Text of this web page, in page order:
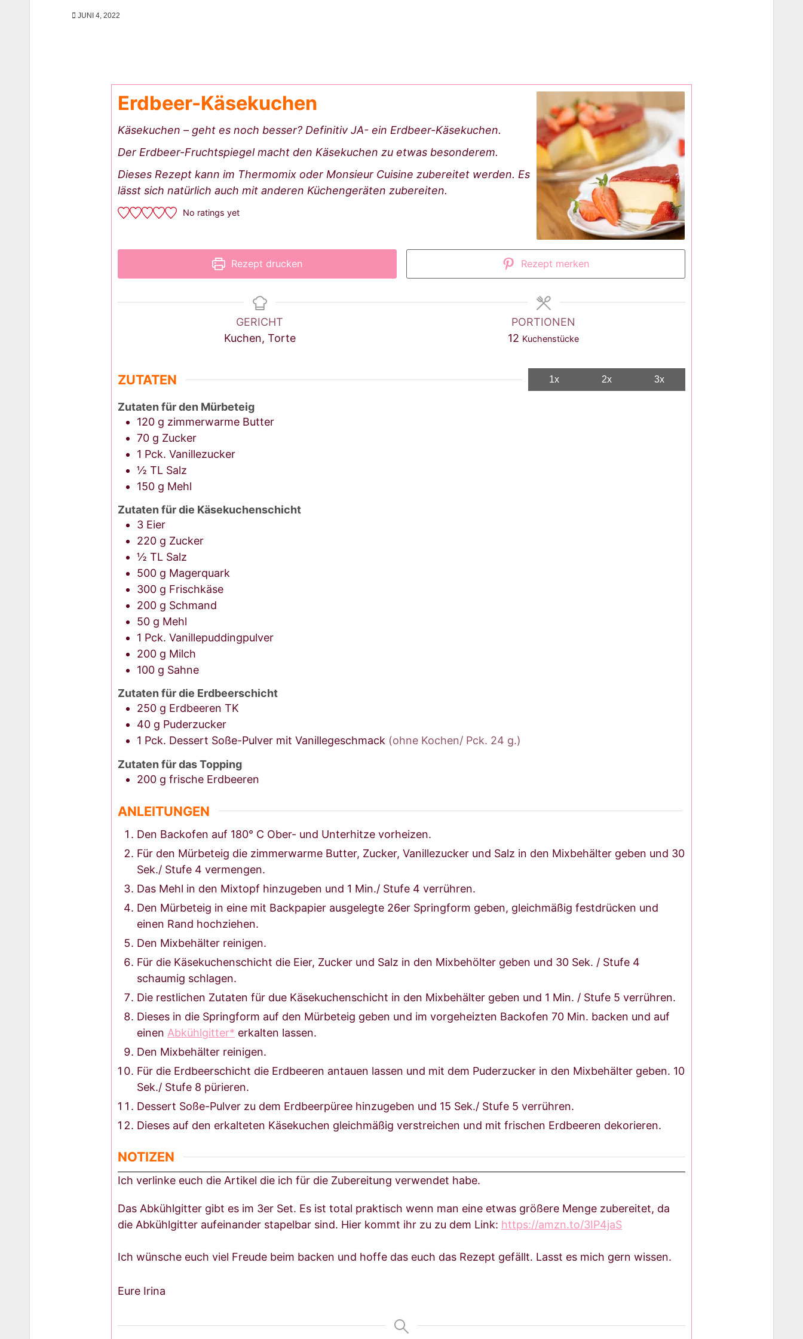
JUNI 4, 2022
Erdbeer-Käsekuchen
Käsekuchen – geht es noch besser? Definitiv JA- ein Erdbeer-Käsekuchen.
Der Erdbeer-Fruchtspiegel macht den Käsekuchen zu etwas besonderem.
Dieses Rezept kann im Thermomix oder Monsieur Cuisine zubereitet werden. Es
lässt sich natürlich auch mit anderen Küchengeräten zubereiten.
No ratings yet
Rezept drucken Rezept merken
GERICHT
Kuchen, Torte
PORTIONEN
12 Kuchenstücke
ZUTATEN 1x 2x 3x
Zutaten für den Mürbeteig
120 g zimmerwarme Butter
70 g Zucker
1 Pck. Vanillezucker
½ TL Salz
150 g Mehl
Zutaten für die Käsekuchenschicht
3 Eier
220 g Zucker
½ TL Salz
500 g Magerquark
300 g Frischkäse
200 g Schmand
50 g Mehl
1 Pck. Vanillepuddingpulver
200 g Milch
100 g Sahne
Zutaten für die Erdbeerschicht
250 g Erdbeeren TK
40 g Puderzucker
1 Pck. Dessert Soße-Pulver mit Vanillegeschmack (ohne Kochen/ Pck. 24 g.)
Zutaten für das Topping
200 g frische Erdbeeren
ANLEITUNGEN
Den Backofen auf 180° C Ober- und Unterhitze vorheizen.
Für den Mürbeteig die zimmerwarme Butter, Zucker, Vanillezucker und Salz in den Mixbehälter geben und 30
Sek./ Stufe 4 vermengen.
Das Mehl in den Mixtopf hinzugeben und 1 Min./ Stufe 4 verrühren.
Den Mürbeteig in eine mit Backpapier ausgelegte 26er Springform geben, gleichmäßig festdrücken und
einen Rand hochziehen.
Den Mixbehälter reinigen.
Für die Käsekuchenschicht die Eier, Zucker und Salz in den Mixbehölter geben und 30 Sek. / Stufe 4
schaumig schlagen.
Die restlichen Zutaten für due Käsekuchenschicht in den Mixbehälter geben und 1 Min. / Stufe 5 verrühren.
Dieses in die Springform auf den Mürbeteig geben und im vorgeheizten Backofen 70 Min. backen und auf
einen Abkühlgitter* erkalten lassen.
Den Mixbehälter reinigen.
Für die Erdbeerschicht die Erdbeeren antauen lassen und mit dem Puderzucker in den Mixbehälter geben. 10
Sek./ Stufe 8 pürieren.
Dessert Soße-Pulver zu dem Erdbeerpüree hinzugeben und 15 Sek./ Stufe 5 verrühren.
Dieses auf den erkalteten Käsekuchen gleichmäßig verstreichen und mit frischen Erdbeeren dekorieren.
NOTIZEN
Ich verlinke euch die Artikel die ich für die Zubereitung verwendet habe.
Das Abkühlgitter gibt es im 3er Set. Es ist total praktisch wenn man eine etwas größere Menge zubereitet, da
die Abkühlgitter aufeinander stapelbar sind. Hier kommt ihr zu zu dem Link: https://amzn.to/3IP4jaS
Ich wünsche euch viel Freude beim backen und hoffe das euch das Rezept gefällt. Lasst es mich gern wissen.
Eure Irina